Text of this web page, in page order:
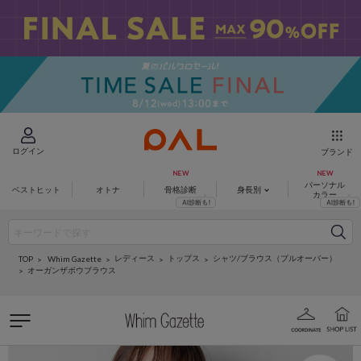
ログイン ブランド
ベストヒット オトナ 骨格診断 身長別
パーソナル
カラー
TOP Whim Gazette レディース トップス
シャツ/ブラウス（プルオーバー）
オーガンザボウブラウス